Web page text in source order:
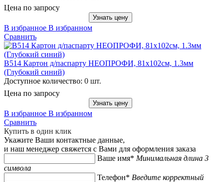
Цена по запросу
Узнать цену
В избранное В избранном
Сравнить
B514 Картон д/паспарту НЕОПРОФИ, 81x102см, 1.3мм
(Глубокий синий)
Доступное количество: 0 шт.
Цена по запросу
Узнать цену
В избранное В избранном
Сравнить
Купить в один клик
Укажите Ваши контактные данные,
и наш менеджер свяжется с Вами для оформления заказа
Ваше имя* Минимальная длина 3
символа
Телефон* Введите корректный